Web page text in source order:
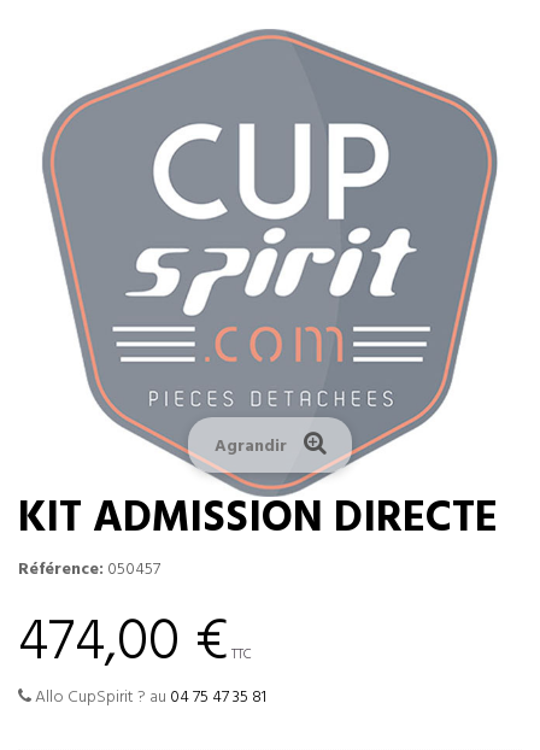
Agrandir
KIT ADMISSION DIRECTE
Référence: 050457
474,00 € TTC
Allo CupSpirit ? au 04 75 47 35 81